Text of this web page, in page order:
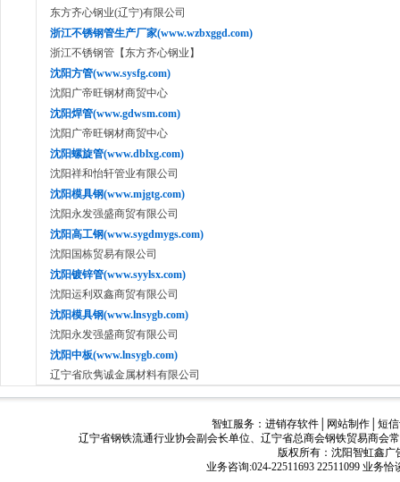
东方齐心钢业(辽宁)有限公司
浙江不锈钢管生产厂家(www.wzbxggd.com)
浙江不锈钢管【东方齐心钢业】
沈阳方管(www.sysfg.com)
沈阳广帝旺钢材商贸中心
沈阳焊管(www.gdwsm.com)
沈阳广帝旺钢材商贸中心
沈阳螺旋管(www.dblxg.com)
沈阳祥和怡轩管业有限公司
沈阳模具钢(www.mjgtg.com)
沈阳永发强盛商贸有限公司
沈阳高工钢(www.sygdmygs.com)
沈阳国栋贸易有限公司
沈阳镀锌管(www.syylsx.com)
沈阳运利双鑫商贸有限公司
沈阳模具钢(www.lnsygb.com)
沈阳永发强盛商贸有限公司
沈阳中板(www.lnsygb.com)
辽宁省欣隽诚金属材料有限公司
智虹服务：进销存软件 网站制作 │短
辽宁省钢铁流通行业协会副会长单位、辽宁省总商会钢铁贸易商会
版权所有：沈阳智虹鑫广
业务咨询:024-22511693 22511099 业务